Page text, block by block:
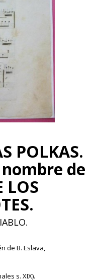
POLKAS.
de
LOS
de B. Eslava,
s. XIX).